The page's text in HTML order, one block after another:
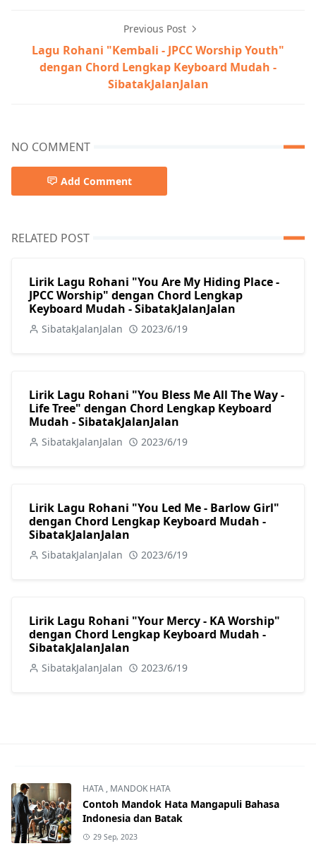
Previous Post
Lagu Rohani "Kembali - JPCC Worship Youth"
dengan Chord Lengkap Keyboard Mudah -
SibatakJalanJalan
NO COMMENT
Add Comment
RELATED POST
Lirik Lagu Rohani "You Are My Hiding Place -
JPCC Worship" dengan Chord Lengkap
Keyboard Mudah - SibatakJalanJalan
SibatakJalanJalan 2023/6/19
Lirik Lagu Rohani "You Bless Me All The Way -
Life Tree" dengan Chord Lengkap Keyboard
Mudah - SibatakJalanJalan
SibatakJalanJalan 2023/6/19
Lirik Lagu Rohani "You Led Me - Barlow Girl"
dengan Chord Lengkap Keyboard Mudah -
SibatakJalanJalan
SibatakJalanJalan 2023/6/19
Lirik Lagu Rohani "Your Mercy - KA Worship"
dengan Chord Lengkap Keyboard Mudah -
SibatakJalanJalan
SibatakJalanJalan 2023/6/19
HATA , MANDOK HATA
Contoh Mandok Hata Mangapuli Bahasa
Indonesia dan Batak
29 Sep, 2023